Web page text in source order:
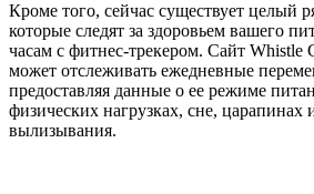
Кроме того, сейчас существует целый
которые следят за здоровьем вашего
часам с фитнес-трекером. Сайт Whistle
может отслеживать ежедневные
предоставляя данные о ее режиме
физических нагрузках, сне, царапинах
вылизывания.